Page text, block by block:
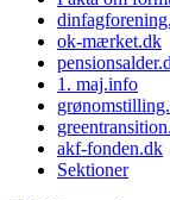
ok-mærket.dk
1. maj.info
akf-fonden.dk
Sektioner